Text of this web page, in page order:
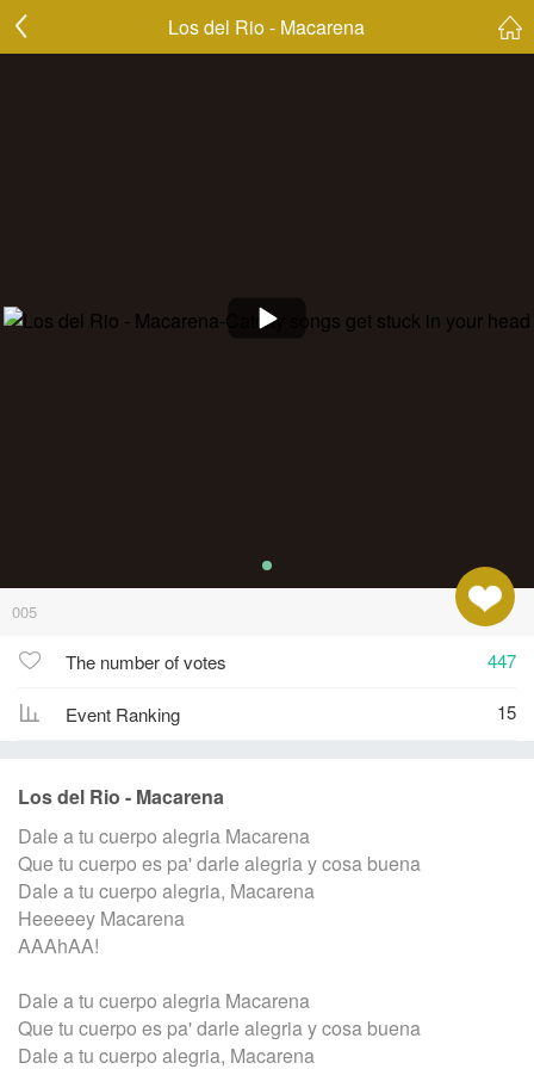
Los del Rio - Macarena
005
The number of votes 447
Event Ranking 15
Los del Rio - Macarena
Dale a tu cuerpo alegria Macarena
Que tu cuerpo es pa' darle alegria y cosa buena
Dale a tu cuerpo alegria, Macarena
Heeeeey Macarena
AAAhAA!
Dale a tu cuerpo alegria Macarena
Que tu cuerpo es pa' darle alegria y cosa buena
Dale a tu cuerpo alegria, Macarena